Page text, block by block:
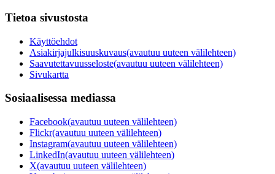
Tietoa sivustosta
Käyttöehdot
Asiakirjajulkisuuskuvaus(avautuu uuteen välilehteen)
Saavutettavuusseloste(avautuu uuteen välilehteen)
Sivukartta
Sosiaalisessa mediassa
Facebook(avautuu uuteen välilehteen)
Flickr(avautuu uuteen välilehteen)
Instagram(avautuu uuteen välilehteen)
LinkedIn(avautuu uuteen välilehteen)
X(avautuu uuteen välilehteen)